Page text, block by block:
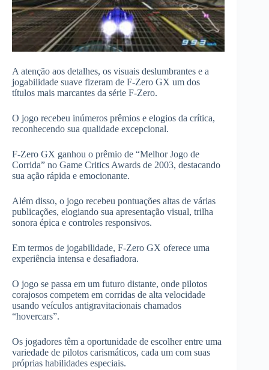
A atenção aos detalhes, os visuais deslumbrantes e a
jogabilidade suave fizeram de F-Zero GX um dos
títulos mais marcantes da série F-Zero.
O jogo recebeu inúmeros prêmios e elogios da crítica,
reconhecendo sua qualidade excepcional.
F-Zero GX ganhou o prêmio de “Melhor Jogo de
Corrida” no Game Critics Awards de 2003, destacando
sua ação rápida e emocionante.
Além disso, o jogo recebeu pontuações altas de várias
publicações, elogiando sua apresentação visual, trilha
sonora épica e controles responsivos.
Em termos de jogabilidade, F-Zero GX oferece uma
experiência intensa e desafiadora.
O jogo se passa em um futuro distante, onde pilotos
corajosos competem em corridas de alta velocidade
usando veículos antigravitacionais chamados
“hovercars”.
Os jogadores têm a oportunidade de escolher entre uma
variedade de pilotos carismáticos, cada um com suas
próprias habilidades especiais.